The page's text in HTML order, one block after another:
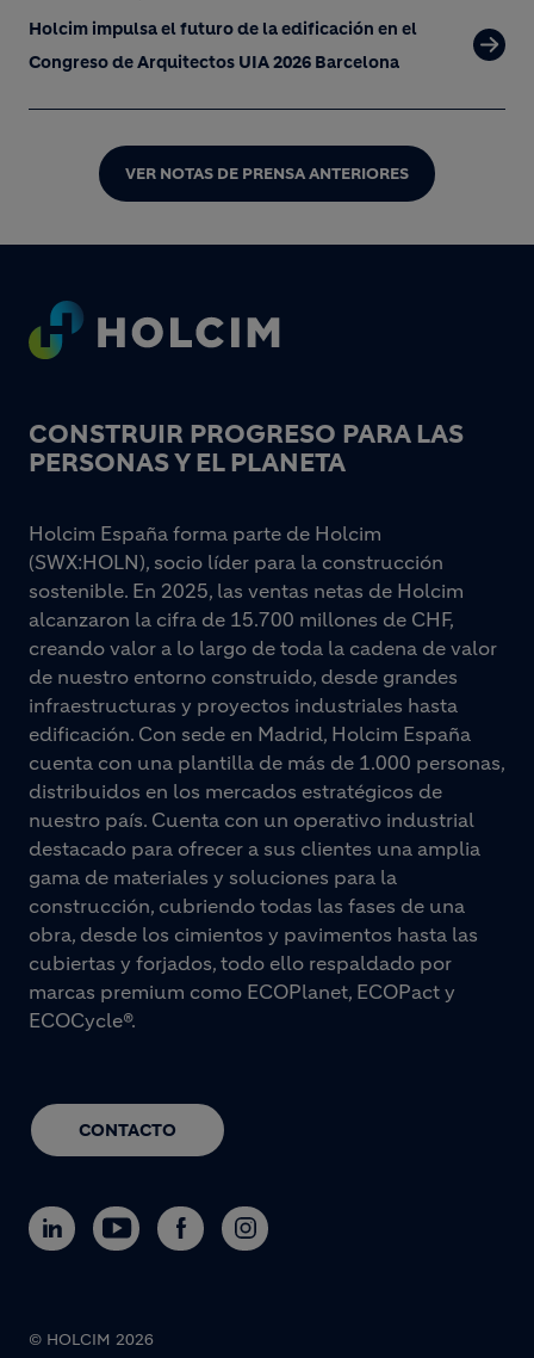
Holcim impulsa el futuro de la edificación en el
Congreso de Arquitectos UIA 2026 Barcelona
VER NOTAS DE PRENSA ANTERIORES
Footer
CONSTRUIR PROGRESO PARA LAS
PERSONAS Y EL PLANETA
CONTACTO
Holcim España forma parte de Holcim
(SWX:HOLN), socio líder para la construcción
sostenible. En 2025, las ventas netas de Holcim
alcanzaron la cifra de 15.700 millones de CHF,
creando valor a lo largo de toda la cadena de valor
de nuestro entorno construido, desde grandes
infraestructuras y proyectos industriales hasta
edificación. Con sede en Madrid, Holcim España
cuenta con una plantilla de más de 1.000 personas,
distribuidos en los mercados estratégicos de
nuestro país. Cuenta con un operativo industrial
destacado para ofrecer a sus clientes una amplia
gama de materiales y soluciones para la
construcción, cubriendo todas las fases de una
obra, desde los cimientos y pavimentos hasta las
cubiertas y forjados, todo ello respaldado por
marcas premium como ECOPlanet, ECOPact y
ECOCycle®.
© HOLCIM 2026